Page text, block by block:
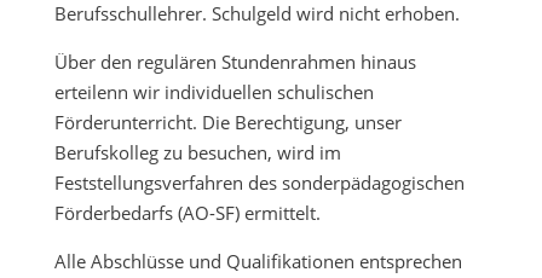
Berufsschullehrer. Schulgeld wird nicht erhoben.
Über den regulären Stundenrahmen hinaus
erteilenn wir individuellen schulischen
Förderunterricht. Die Berechtigung, unser
Berufskolleg zu besuchen, wird im
Feststellungsverfahren des sonderpädagogischen
Förderbedarfs (AO-SF) ermittelt.
Alle Abschlüsse und Qualifikationen entsprechen